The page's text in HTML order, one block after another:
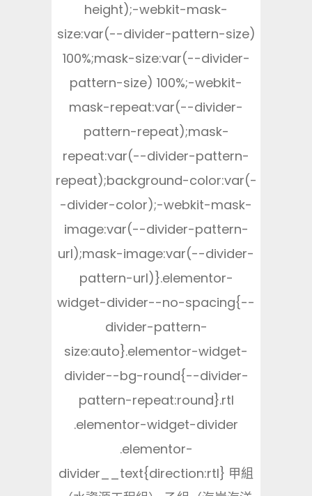
height);-webkit-mask-
size:var(--divider-pattern-size)
100%;mask-size:var(--divider-
pattern-size) 100%;-webkit-
mask-repeat:var(--divider-
pattern-repeat);mask-
repeat:var(--divider-pattern-
repeat);background-color:var(-
-divider-color);-webkit-mask-
image:var(--divider-pattern-
url);mask-image:var(--divider-
pattern-url)}.elementor-
widget-divider--no-spacing{--
divider-pattern-
size:auto}.elementor-widget-
divider--bg-round{--divider-
pattern-repeat:round}.rtl
.elementor-widget-divider
.elementor-
divider__text{direction:rtl} 甲組